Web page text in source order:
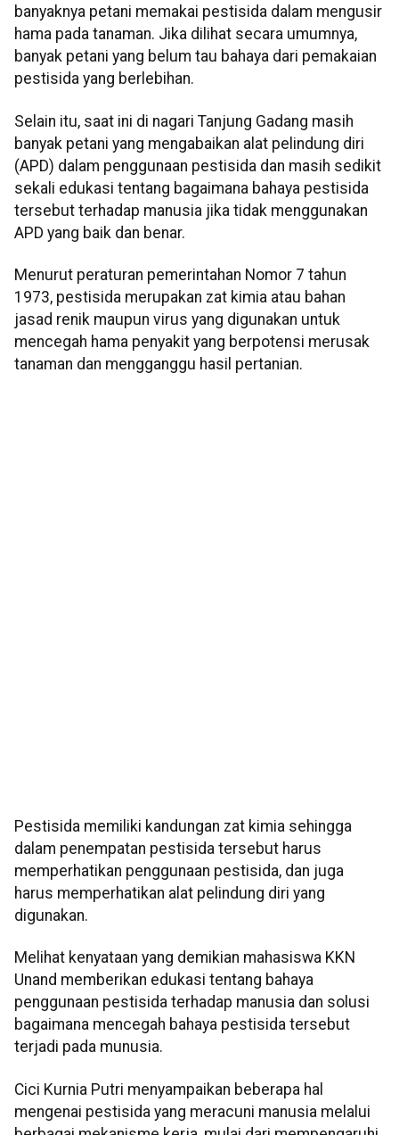
banyaknya petani memakai pestisida dalam mengusir
hama pada tanaman. Jika dilihat secara umumnya,
banyak petani yang belum tau bahaya dari pemakaian
pestisida yang berlebihan.
Selain itu, saat ini di nagari Tanjung Gadang masih
banyak petani yang mengabaikan alat pelindung diri
(APD) dalam penggunaan pestisida dan masih sedikit
sekali edukasi tentang bagaimana bahaya pestisida
tersebut terhadap manusia jika tidak menggunakan
APD yang baik dan benar.
Menurut peraturan pemerintahan Nomor 7 tahun
1973, pestisida merupakan zat kimia atau bahan
jasad renik maupun virus yang digunakan untuk
mencegah hama penyakit yang berpotensi merusak
tanaman dan mengganggu hasil pertanian.
Pestisida memiliki kandungan zat kimia sehingga
dalam penempatan pestisida tersebut harus
memperhatikan penggunaan pestisida, dan juga
harus memperhatikan alat pelindung diri yang
digunakan.
Melihat kenyataan yang demikian mahasiswa KKN
Unand memberikan edukasi tentang bahaya
penggunaan pestisida terhadap manusia dan solusi
bagaimana mencegah bahaya pestisida tersebut
terjadi pada munusia.
Cici Kurnia Putri menyampaikan beberapa hal
mengenai pestisida yang meracuni manusia melalui